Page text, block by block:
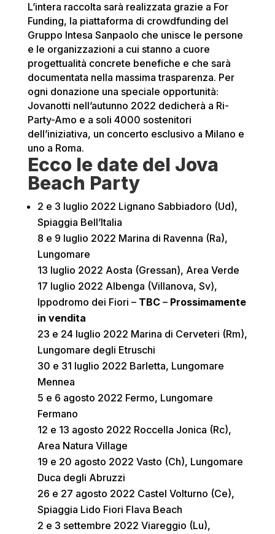
L’intera raccolta sarà realizzata grazie a For
Funding, la piattaforma di crowdfunding del
Gruppo Intesa Sanpaolo che unisce le persone
e le organizzazioni a cui stanno a cuore
progettualità concrete benefiche e che sarà
documentata nella massima trasparenza. Per
ogni donazione una speciale opportunità:
Jovanotti nell’autunno 2022 dedicherà a Ri-
Party-Amo e a soli 4000 sostenitori
dell’iniziativa, un concerto esclusivo a Milano e
uno a Roma.
Ecco le date del Jova
Beach Party
2 e 3 luglio 2022 Lignano Sabbiadoro (Ud),
Spiaggia Bell’Italia
8 e 9 luglio 2022 Marina di Ravenna (Ra),
Lungomare
13 luglio 2022 Aosta (Gressan), Area Verde
17 luglio 2022 Albenga (Villanova, Sv),
Ippodromo dei Fiori – TBC– Prossimamente
in vendita
23 e 24 luglio 2022 Marina di Cerveteri (Rm),
Lungomare degli Etruschi
30 e 31 luglio 2022 Barletta, Lungomare
Mennea
5 e 6 agosto 2022 Fermo, Lungomare
Fermano
12 e 13 agosto 2022 Roccella Jonica (Rc),
Area Natura Village
19 e 20 agosto 2022 Vasto (Ch), Lungomare
Duca degli Abruzzi
26 e 27 agosto 2022 Castel Volturno (Ce),
Spiaggia Lido Fiori Flava Beach
2 e 3 settembre 2022 Viareggio (Lu),